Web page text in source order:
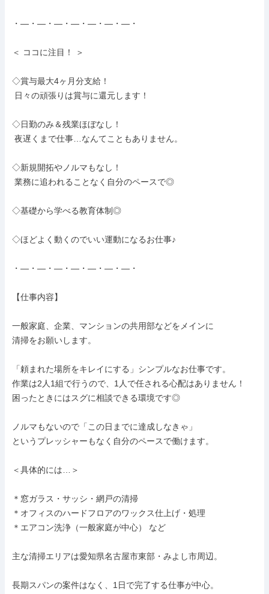
・―・―・―・―・―・―・―・
＜ ココに注目！ ＞
◇賞与最大4ヶ月分支給！
◇日勤のみ＆残業ほぼなし！
◇新規開拓やノルマもなし！
◇基礎から学べる教育体制◎
◇ほどよく動くのでいい運動になるお仕事♪
・―・―・―・―・―・―・―・
【仕事内容】
一般家庭、企業、マンションの共用部などをメインに
清掃をお願いします。
「頼まれた場所をキレイにする」シンプルなお仕事です。
作業は2人1組で行うので、1人で任される心配はありません！
困ったときにはスグに相談できる環境です◎
ノルマもないので「この日までに達成しなきゃ」
というプレッシャーもなく自分のペースで働けます。
＜具体的には…＞
＊窓ガラス・サッシ・網戸の清掃
＊オフィスのハードフロアのワックス仕上げ・処理
＊エアコン洗浄（一般家庭が中心） など
主な清掃エリアは愛知県名古屋市東部・みよし市周辺。
長期スパンの案件はなく、1日で完了する仕事が中心。